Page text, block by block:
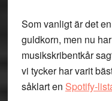
Som vanligt är det
guldkorn, men nu
musikskribentkår
vi tycker har varit
såklart en Spotify-